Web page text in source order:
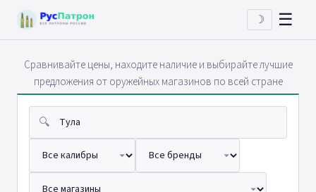
☽ ☰
Сравнивайте цены, находите наличие и выбирайте лучшие
предложения от оружейных магазинов по всей стране
🔍